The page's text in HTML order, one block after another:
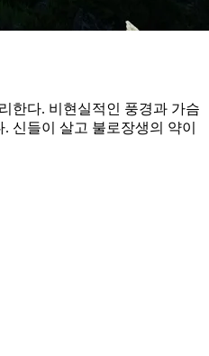
한다. 비현실적인 풍경과 가슴
신들이 살고 불로장생의 약이